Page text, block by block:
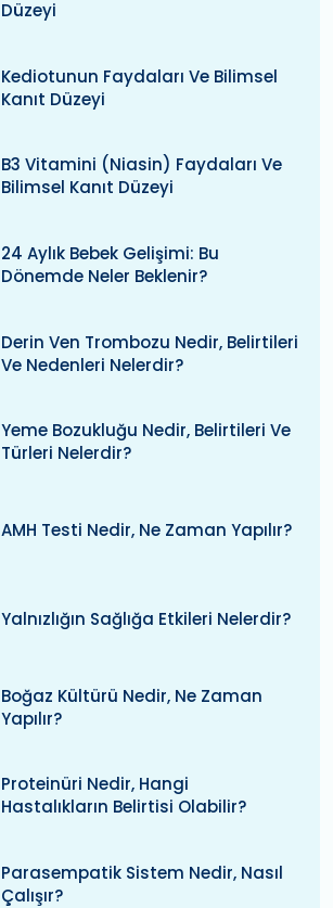
Düzeyi
Kediotunun Faydaları Ve Bilimsel
Kanıt Düzeyi
B3 Vitamini (niasin) Faydaları Ve
Bilimsel Kanıt Düzeyi
24 Aylık Bebek Gelişimi: Bu
Dönemde Neler Beklenir?
Derin Ven Trombozu Nedir, Belirtileri
Ve Nedenleri Nelerdir?
Yeme Bozukluğu Nedir, Belirtileri Ve
Türleri Nelerdir?
AMH Testi Nedir, Ne Zaman Yapılır?
Yalnızlığın Sağlığa Etkileri Nelerdir?
Boğaz Kültürü Nedir, Ne Zaman
Yapılır?
Proteinüri Nedir, Hangi
Hastalıkların Belirtisi Olabilir?
Parasempatik Sistem Nedir, Nasıl
Çalışır?